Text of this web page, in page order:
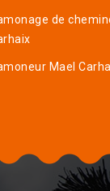
de
Mael